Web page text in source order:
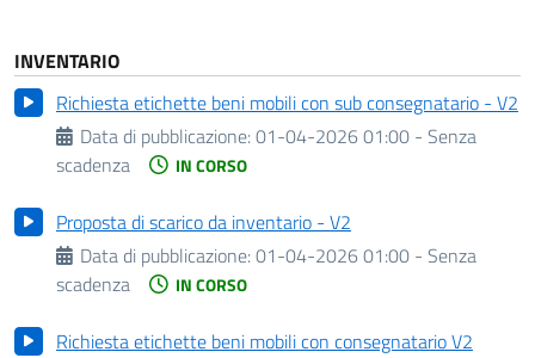
INVENTARIO
Richiesta etichette beni mobili con sub consegnatario - V2
Data di pubblicazione:01-04-2026 01:00 - Senza
scadenza
IN CORSO
Proposta di scarico da inventario - V2
Data di pubblicazione:01-04-2026 01:00 - Senza
scadenza
IN CORSO
Richiesta etichette beni mobili con consegnatario V2